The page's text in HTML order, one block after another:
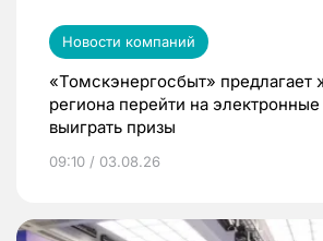
Новости компаний
«Томскэнергосбыт» предлагает
региона перейти на электронные
выиграть призы
09:10 / 03.08.26